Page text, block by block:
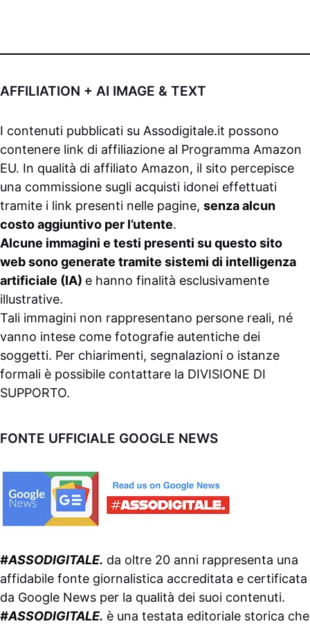
AFFILIATION + AI IMAGE & TEXT
I contenuti pubblicati su Assodigitale.it possono
contenere link di affiliazione al Programma Amazon
EU. In qualità di affiliato Amazon, il sito percepisce
una commissione sugli acquisti idonei effettuati
tramite i link presenti nelle pagine, senza alcun
costo aggiuntivo per l’utente.
Alcune immagini e testi presenti su questo sito
web sono generate tramite sistemi di intelligenza
artificiale (IA) e hanno finalità esclusivamente
illustrative.
Tali immagini non rappresentano persone reali, né
vanno intese come fotografie autentiche dei
soggetti. Per chiarimenti, segnalazioni o istanze
formali è possibile contattare la DIVISIONE DI
SUPPORTO.
FONTE UFFICIALE GOOGLE NEWS
#ASSODIGITALE. da oltre 20 anni rappresenta una
affidabile fonte giornalistica accreditata e certificata
da Google News per la qualità dei suoi contenuti.
#ASSODIGITALE. è una testata editoriale storica che